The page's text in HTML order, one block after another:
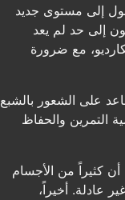
إلى مستوى جديد
إلى حد لم يعد
مع ضرورة
على الشعور بالشبع
التمرين والحفاظ
كثيراً من الأجسام
عادلة. أخيراً،